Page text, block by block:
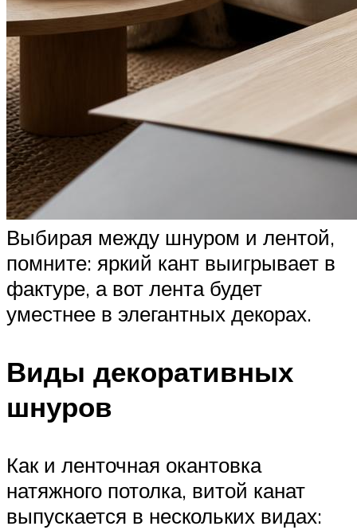
Выбирая между шнуром и лентой,
помните: яркий кант выигрывает в
фактуре, а вот лента будет
уместнее в элегантных декорах.
Виды декоративных
шнуров
Как и ленточная окантовка
натяжного потолка, витой канат
выпускается в нескольких видах: